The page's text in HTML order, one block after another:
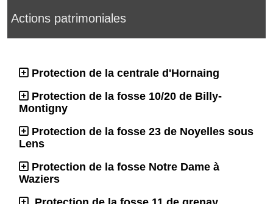
Actions patrimoniales
Protection de la centrale d'Hornaing
Protection de la fosse 10/20 de Billy-
Montigny
Protection de la fosse 23 de Noyelles sous
Lens
Protection de la fosse Notre Dame à
Waziers